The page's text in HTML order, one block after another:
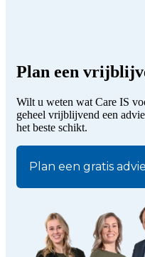
Plan een
Wilt u weten wat Care IS
geheel vrijblijvend een
het beste schikt.
Plan een gratis